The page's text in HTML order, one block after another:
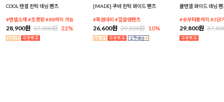
COOL 텐셀 핀턱 데님 팬츠
#텐셀소재 #초경량 #88까지 가능
28,900원 37,000원 22%
[MADE] 쿠바 핀턱 와이드 팬츠
#폭염대비 #얼음땡팬츠
26,600원 29,500원 10%
쿨텐셀 와이드 데님 팬
#숏부터롱까지 #3단
29,800원